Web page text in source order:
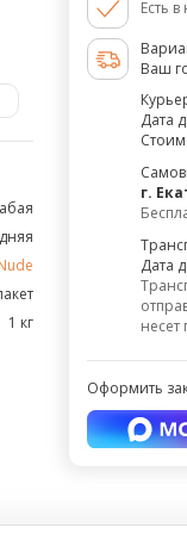
1 кг
Есть
Ваш
Дата
г.
Дата
несет
Оформить